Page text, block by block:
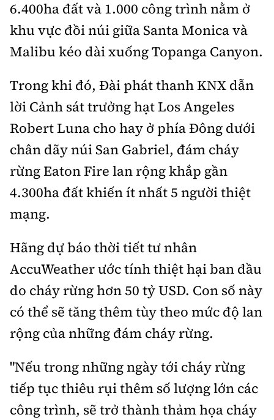
Tổng biên tập:Nguyễn Thị Hồng Nga
Phó Tổng biên tập:Nguyễn Sơn Tùng,
Nguyễn Đức Thắng, La Đức Hùng
0901 514 799 0915 057 282
Email:bandoc@baoxaydung.vn
Cấm sao chép dưới mọi hình thức nếu không có sự
chấp thuận bằng văn bản.
Thông tin tòa
6.400ha đất và 1.000 công trình nằm ở
khu vực đồi núi giữa Santa Monica và
Malibu kéo dài xuống Topanga Canyon.
Trong khi đó, Đài phát thanh KNX dẫn
lời Cảnh sát trưởng hạt Los Angeles
Robert Luna cho hay ở phía Đông dưới
chân dãy núi San Gabriel, đám cháy
rừng Eaton Fire lan rộng khắp gần
4.300ha đất khiến ít nhất 5 người thiệt
mạng.
Hãng dự báo thời tiết tư nhân
AccuWeather ước tính thiệt hại ban đầu
do cháy rừnghơn 50 tỷ USD. Con số này
có thể sẽ tăng thêm tùy theo mức độ lan
rộng của những đám cháy rừng.
"Nếu trong những ngày tới cháy rừng
tiếp tục thiêu rụi thêm số lượng lớn các
công trình, sẽ trở thành thảm họa cháy